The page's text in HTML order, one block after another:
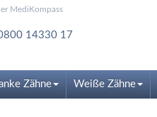
MediKompass
14330 17
Zähne Weiße Zähne